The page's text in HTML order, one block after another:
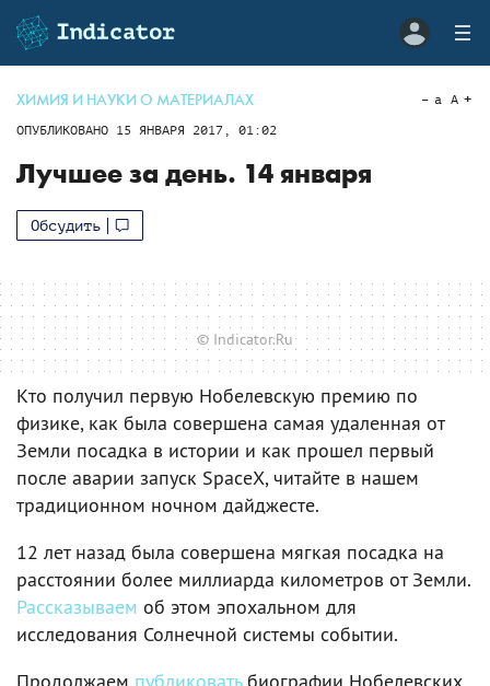
ХИМИЯ И НАУКИ О МАТЕРИАЛАХ
ОПУБЛИКОВАНО 15 ЯНВАРЯ 2017, 01:02
a A
Лучшее за день. 14 января
Обсудить
© Indicator.Ru
Кто получил первую Нобелевскую премию по
физике, как была совершена самая удаленная от
Земли посадка в истории и как прошел первый
после аварии запуск SpaceX, читайте в нашем
традиционном ночном дайджесте.
12 лет назад была совершена мягкая посадка на
расстоянии более миллиарда километров от Земли.
Рассказываем об этом эпохальном для
исследования Солнечной системы событии.
Продолжаем публиковатьбиографии Нобелевских